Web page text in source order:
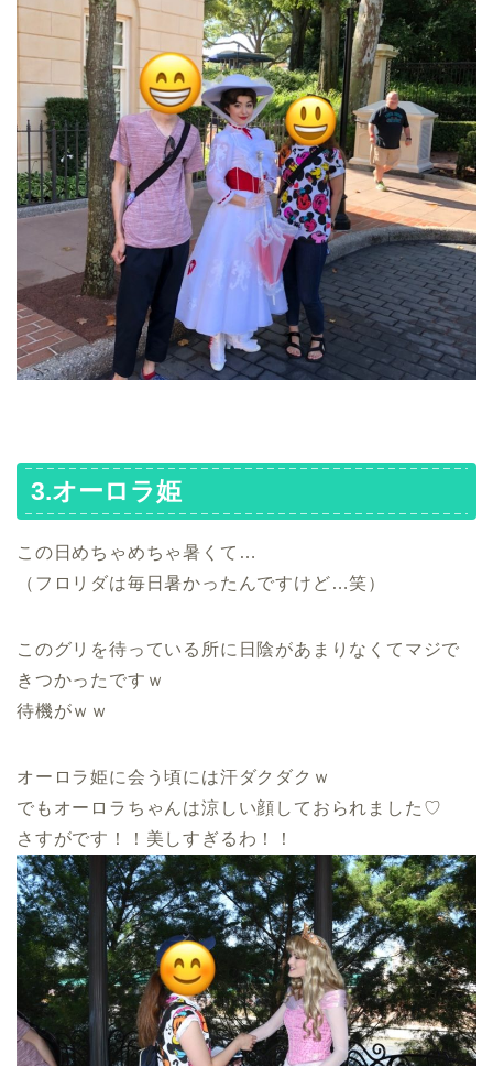
3.オーロラ姫
この日めちゃめちゃ暑くて…
（フロリダは毎日暑かったんですけど…笑）
このグリを待っている所に日陰があまりなくてマジで
きつかったですｗ
待機がｗｗ
オーロラ姫に会う頃には汗ダクダクｗ
でもオーロラちゃんは涼しい顔しておられました♡
さすがです！！美しすぎるわ！！